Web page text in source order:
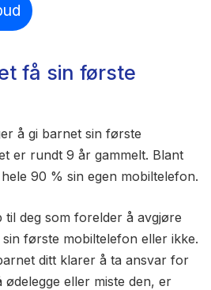
få sin første
å gi barnet sin første
er rundt 9 år gammelt. Blant
90 % sin egen mobiltelefon.
til deg som forelder å avgjøre
første mobiltelefon eller ikke.
ditt klarer å ta ansvar for
eller miste den, er